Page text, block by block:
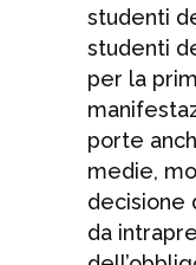
studenti
studenti
per la
porte
medie,
decisione
da